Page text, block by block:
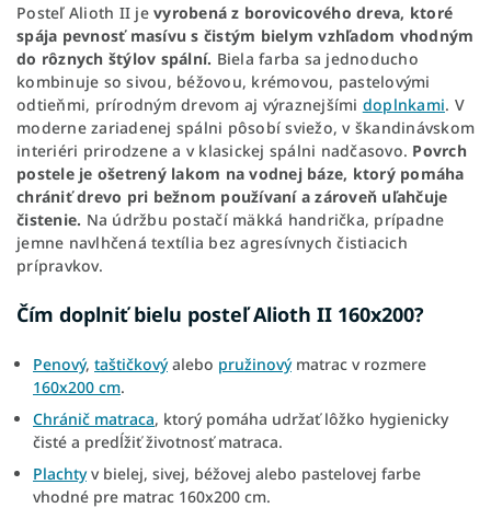
Posteľ Alioth II je vyrobená z borovicového dreva, ktoré
spája pevnosť masívu s čistým bielym vzhľadom vhodným
do rôznych štýlov spální. Biela farba sa jednoducho
kombinuje so sivou, béžovou, krémovou, pastelovými
odtieňmi, prírodným drevom aj výraznejšími doplnkami. V
moderne zariadenej spálni pôsobí sviežo, v škandinávskom
interiéri prirodzene a v klasickej spálni nadčasovo. Povrch
postele je ošetrený lakom na vodnej báze, ktorý pomáha
chrániť drevo pri bežnom používaní a zároveň uľahčuje
čistenie. Na údržbu postačí mäkká handrička, prípadne
jemne navlhčená textília bez agresívnych čistiacich
prípravkov.
Čím doplniť bielu posteľ Alioth II 160x200?
Penový, taštičkovýalebo pružinovýmatrac v rozmere
160x200 cm.
Chránič matraca, ktorý pomáha udržať lôžko hygienicky
čisté a predĺžiť životnosť matraca.
Plachtyv bielej, sivej, béžovej alebo pastelovej farbe
vhodné pre matrac 160x200 cm.